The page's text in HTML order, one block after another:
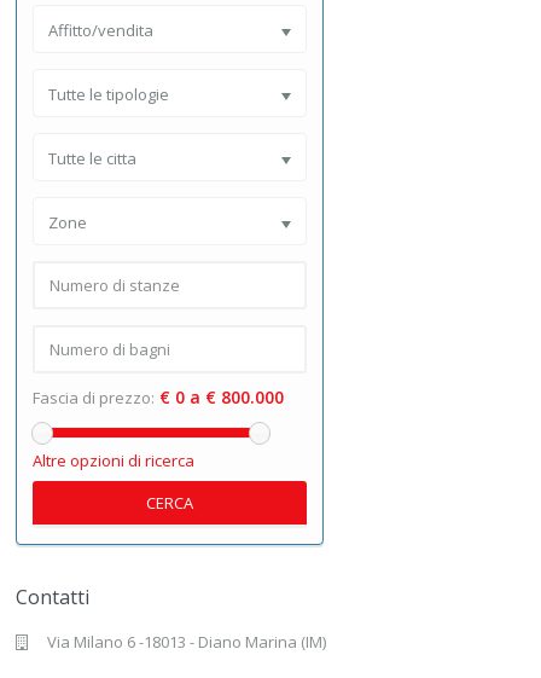
Affitto/vendita
Tutte le tipologie
Tutte le citta
Zone
Fascia di prezzo: € 0 a € 800.000
Altre opzioni di ricerca
CERCA
Contatti
Via Milano 6 -18013 - Diano Marina (IM)